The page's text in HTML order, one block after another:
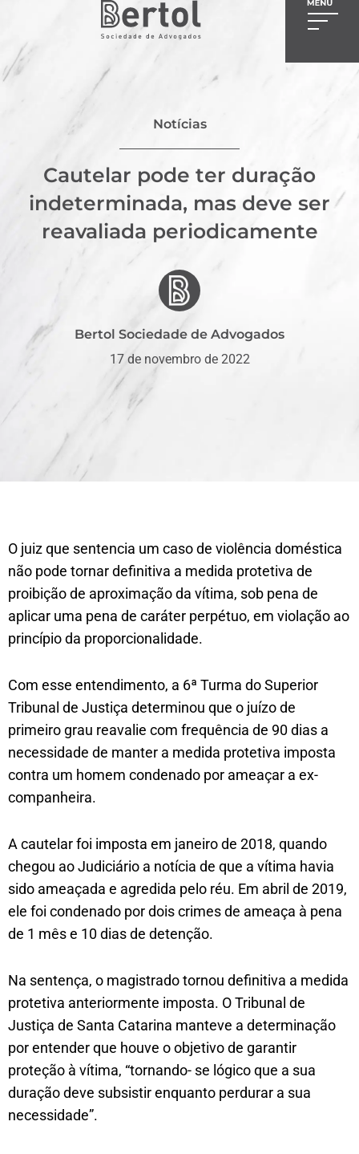
Notícias
Cautelar pode ter duração
indeterminada, mas deve ser
reavaliada periodicamente
Bertol Sociedade de Advogados
17 de novembro de 2022
O juiz que sentencia um caso de violência doméstica
não pode tornar definitiva a medida protetiva de
proibição de aproximação da vítima, sob pena de
aplicar uma pena de caráter perpétuo, em violação ao
princípio da proporcionalidade.
Com esse entendimento, a 6ª Turma do Superior
Tribunal de Justiça determinou que o juízo de
primeiro grau reavalie com frequência de 90 dias a
necessidade de manter a medida protetiva imposta
contra um homem condenado por ameaçar a ex-
companheira.
A cautelar foi imposta em janeiro de 2018, quando
chegou ao Judiciário a notícia de que a vítima havia
sido ameaçada e agredida pelo réu. Em abril de 2019,
ele foi condenado por dois crimes de ameaça à pena
de 1 mês e 10 dias de detenção.
Na sentença, o magistrado tornou definitiva a medida
protetiva anteriormente imposta. O Tribunal de
Justiça de Santa Catarina manteve a determinação
por entender que houve o objetivo de garantir
proteção à vítima, “tornando- se lógico que a sua
duração deve subsistir enquanto perdurar a sua
necessidade”.